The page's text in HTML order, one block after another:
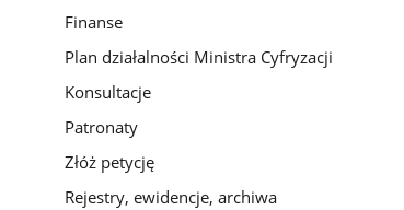
Finanse
Plan działalności Ministra Cyfryzacji
Konsultacje
Patronaty
Złóż petycję
Rejestry, ewidencje, archiwa